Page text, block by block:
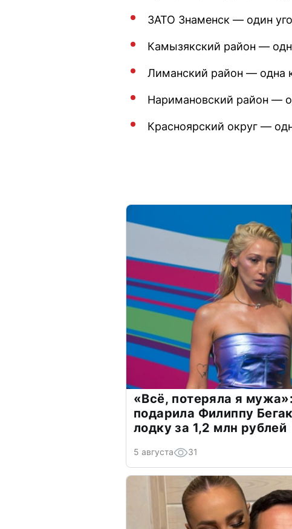
ЗАТО Знаменск — один
Камызякский район —
Лиманский район — одна
Наримановский район —
Красноярский округ —
«Всё, потеряла я
подарила Филиппу
лодку за 1,2 млн рублей
5 августа 31